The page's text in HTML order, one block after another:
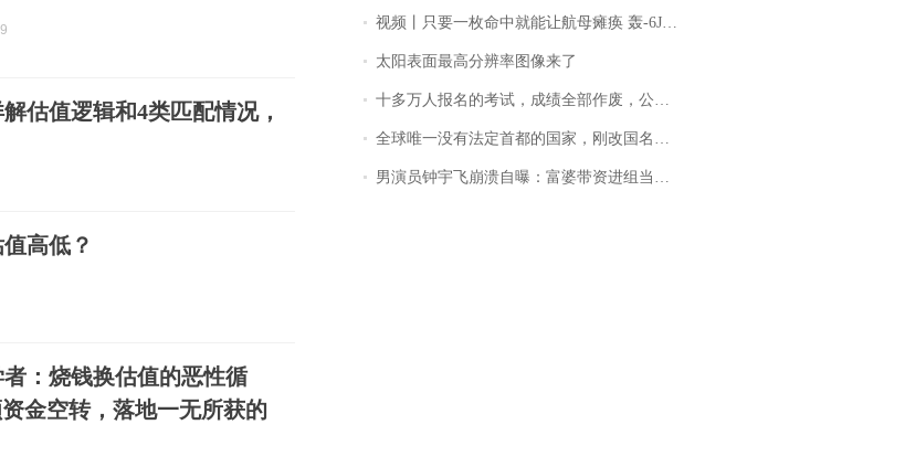
估值逻辑和4类匹配情况，
高低？
者：烧钱换估值的恶性循
金空转，落地一无所获的
视频丨只要一枚命中就能让航母瘫痪 轰-6J实力有多强？
太阳表面最高分辨率图像来了
十多万人报名的考试，成绩全部作废，公平么？
全球唯一没有法定首都的国家，刚改国名，总统就邀请中国大使骑行绕了几乎整个国境线一圈，还曾两次到中国寻根
男演员钟宇飞崩溃自曝：富婆带资进组当女主角，50多集短剧强加60余场吻戏......不敢得罪只能强忍